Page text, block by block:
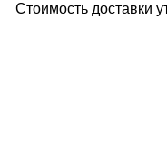
Стоимость доставки